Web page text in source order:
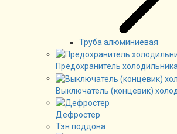
Труба алюминиевая
Предохранитель
Выключатель (концевик)
Дефростер
Тэн поддона